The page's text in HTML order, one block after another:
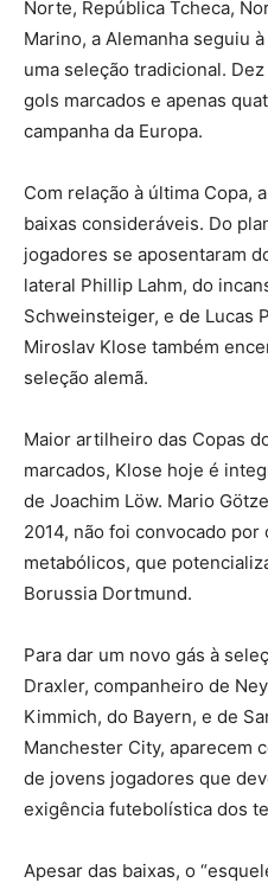
Norte, República Tcheca,
Marino, a Alemanha seguiu
uma seleção tradicional.
gols marcados e apenas
campanha da Europa.
Com relação à última Copa,
baixas consideráveis. Do
jogadores se aposentaram
lateral Phillip Lahm, do
Schweinsteiger, e de Lucas
Miroslav Klose também
seleção alemã.
Maior artilheiro das Copas
marcados, Klose hoje é
de Joachim Löw. Mario
2014, não foi convocado
metabólicos, que
Borussia Dortmund.
Para dar um novo gás à
Draxler, companheiro de
Kimmich, do Bayern, e de
Manchester City, aparecem
de jovens jogadores que
exigência futebolística dos
Apesar das baixas, o